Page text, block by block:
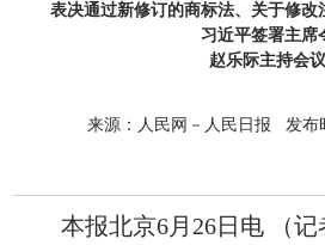
表决通过新修订的商标法、关于修改
习近平签署主席
赵乐际主持会议
来源：人民网－人民日报 发布
本报北京6月26日电 （